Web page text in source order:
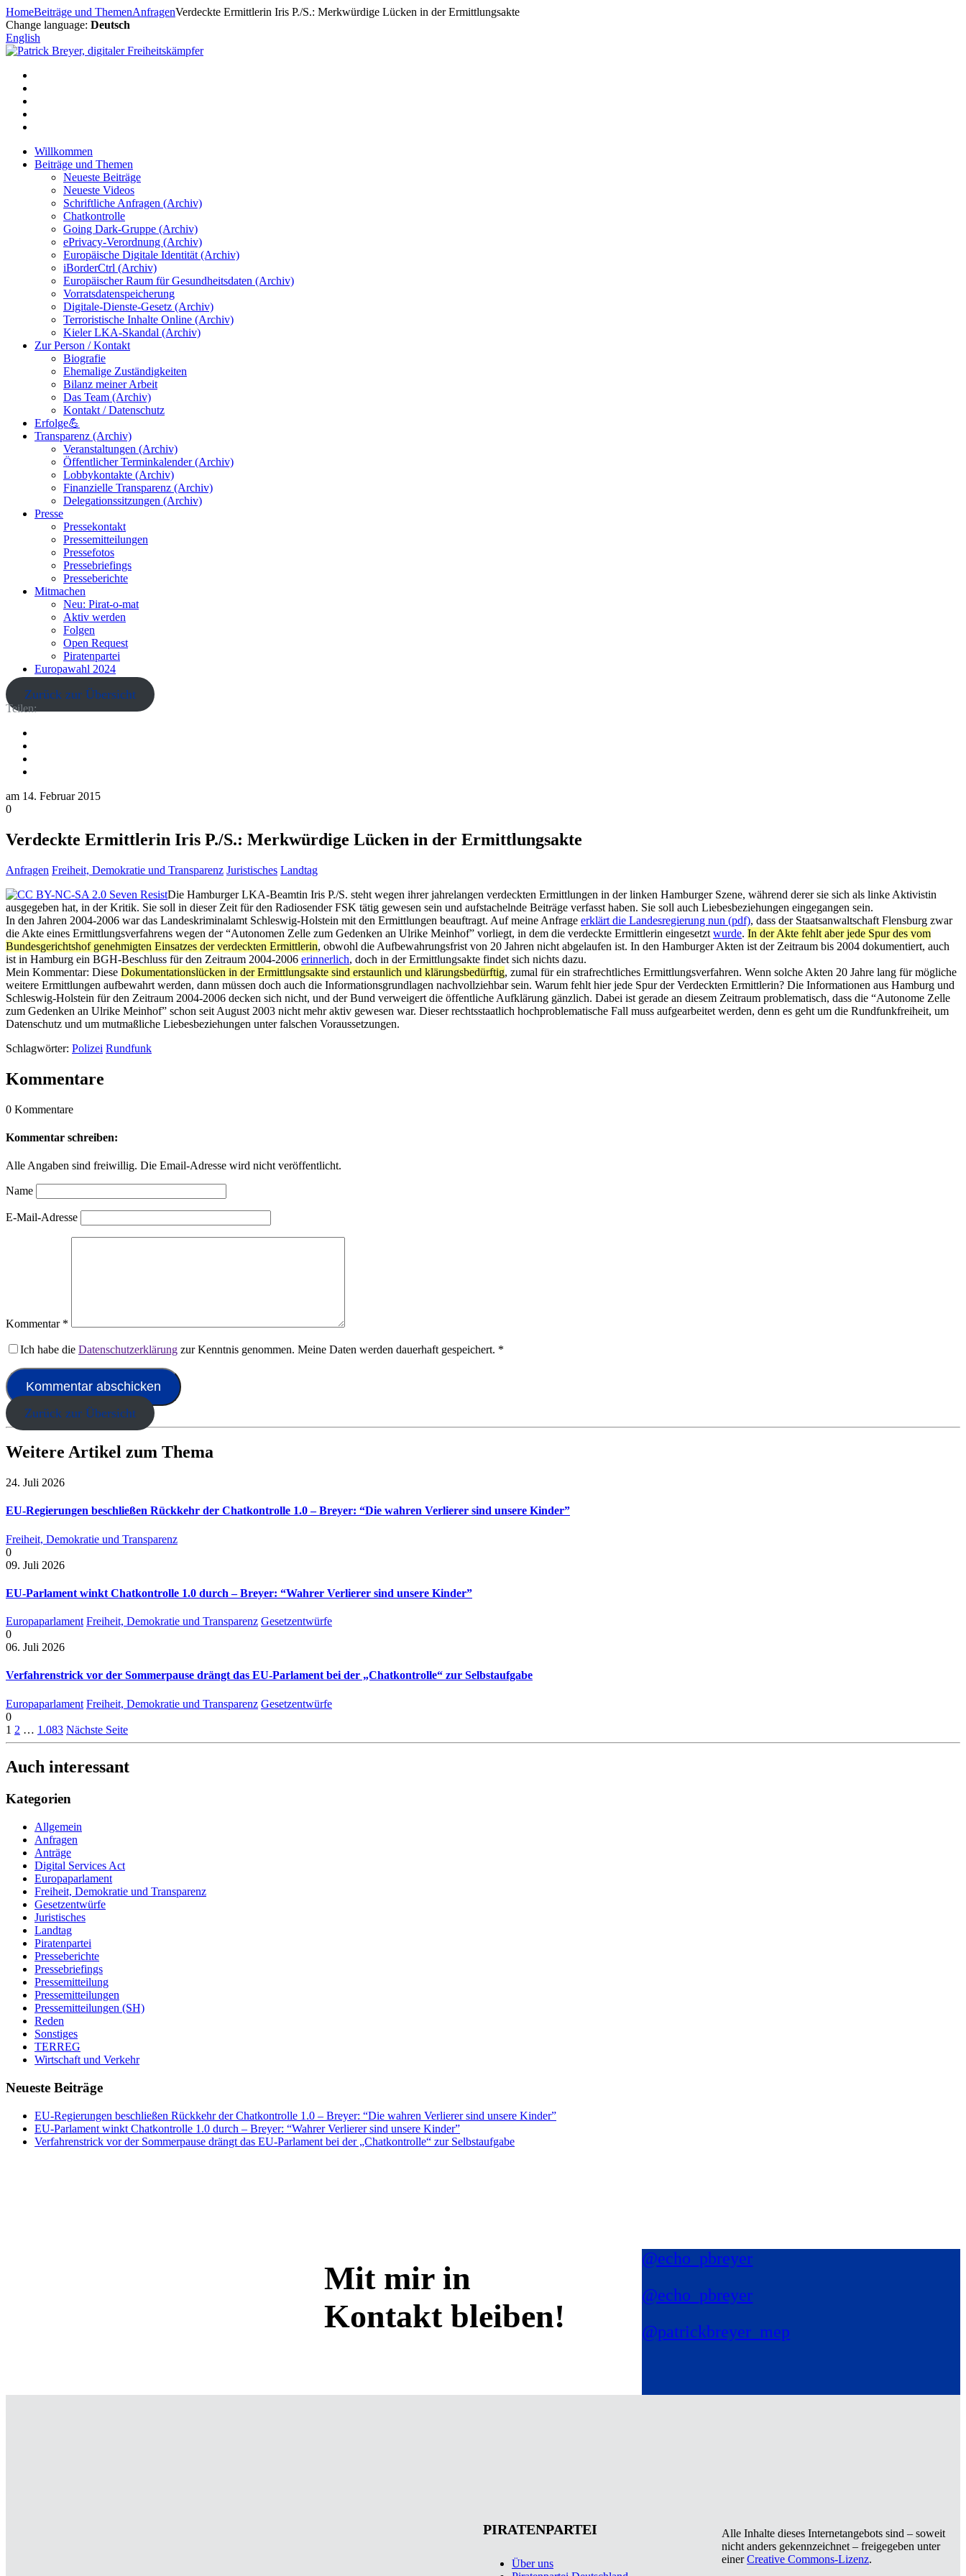
Zum
Inhalt
springen
HomeBeiträge und ThemenAnfragenVerdeckte Ermittlerin Iris P./S.: Merkwürdige Lücken in der Ermittlungsakte
Change language: Deutsch
English
Willkommen
Beiträge und Themen
Neueste Beiträge
Neueste Videos
Schriftliche Anfragen (Archiv)
Chatkontrolle
Going Dark-Gruppe (Archiv)
ePrivacy-Verordnung (Archiv)
Europäische Digitale Identität (Archiv)
iBorderCtrl (Archiv)
Europäischer Raum für Gesundheitsdaten (Archiv)
Vorratsdatenspeicherung
Digitale-Dienste-Gesetz (Archiv)
Terroristische Inhalte Online (Archiv)
Kieler LKA-Skandal (Archiv)
Zur Person / Kontakt
Biografie
Ehemalige Zuständigkeiten
Bilanz meiner Arbeit
Das Team (Archiv)
Kontakt / Datenschutz
Erfolge💪
Transparenz (Archiv)
Veranstaltungen (Archiv)
Öffentlicher Terminkalender (Archiv)
Lobbykontakte (Archiv)
Finanzielle Transparenz (Archiv)
Delegationssitzungen (Archiv)
Presse
Pressekontakt
Pressemitteilungen
Pressefotos
Pressebriefings
Presseberichte
Mitmachen
Neu: Pirat-o-mat
Aktiv werden
Folgen
Open Request
Piratenpartei
Europawahl 2024
Zurück zur Übersicht
Teilen:
am 14. Februar 2015
0
Verdeckte Ermittlerin Iris P./S.: Merkwürdige Lücken in der Ermittlungsakte
Anfragen Freiheit, Demokratie und Transparenz Juristisches Landtag
Die Hamburger LKA-Beamtin Iris P./S. steht wegen ihrer jahrelangen verdeckten Ermittlungen in der linken Hamburger Szene, während derer sie sich als linke Aktivistin
ausgegeben hat, in der Kritik. Sie soll in dieser Zeit für den Radiosender FSK tätig gewesen sein und aufstachelnde Beiträge verfasst haben. Sie soll auch Liebesbeziehungen eingegangen sein.
In den Jahren 2004-2006 war das Landeskriminalamt Schleswig-Holstein mit den Ermittlungen beauftragt. Auf meine Anfrage erklärt die Landesregierung nun (pdf), dass der Staatsanwaltschaft Flensburg zwar
die Akte eines Ermittlungsverfahrens wegen der “Autonomen Zelle zum Gedenken an Ulrike Meinhof” vorliegt, in dem die verdeckte Ermittlerin eingesetzt wurde. In der Akte fehlt aber jede Spur des vom
Bundesgerichtshof genehmigten Einsatzes der verdeckten Ermittlerin, obwohl die Aufbewahrungsfrist von 20 Jahren nicht abgelaufen ist. In den Hamburger Akten ist der Zeitraum bis 2004 dokumentiert, auch
ist in Hamburg ein BGH-Beschluss für den Zeitraum 2004-2006 erinnerlich, doch in der Ermittlungsakte findet sich nichts dazu.
Mein Kommentar: Diese Dokumentationslücken in der Ermittlungsakte sind erstaunlich und klärungsbedürftig, zumal für ein strafrechtliches Ermittlungsverfahren. Wenn solche Akten 20 Jahre lang für mögliche
weitere Ermittlungen aufbewahrt werden, dann müssen doch auch die Informationsgrundlagen nachvollziehbar sein. Warum fehlt hier jede Spur der Verdeckten Ermittlerin? Die Informationen aus Hamburg und
Schleswig-Holstein für den Zeitraum 2004-2006 decken sich nicht, und der Bund verweigert die öffentliche Aufklärung gänzlich. Dabei ist gerade an diesem Zeitraum problematisch, dass die “Autonome Zelle
zum Gedenken an Ulrike Meinhof” schon seit August 2003 nicht mehr aktiv gewesen war. Dieser rechtsstaatlich hochproblematische Fall muss aufgearbeitet werden, denn es geht um die Rundfunkfreiheit, um
Datenschutz und um mutmaßliche Liebesbeziehungen unter falschen Voraussetzungen.
Schlagwörter: Polizei Rundfunk
Kommentare
0 Kommentare
Kommentar schreiben:
Alle Angaben sind freiwillig. Die Email-Adresse wird nicht veröffentlicht.
Name
E-Mail-Adresse
Kommentar *
Ich habe die Datenschutzerklärung zur Kenntnis genommen. Meine Daten werden dauerhaft gespeichert. *
Zurück zur Übersicht
Weitere Artikel zum Thema
24. Juli 2026
EU-Regierungen beschließen Rückkehr der Chatkontrolle 1.0 – Breyer: “Die wahren Verlierer sind unsere Kinder”
Freiheit, Demokratie und Transparenz
0
09. Juli 2026
EU-Parlament winkt Chatkontrolle 1.0 durch – Breyer: “Wahrer Verlierer sind unsere Kinder”
Europaparlament Freiheit, Demokratie und Transparenz Gesetzentwürfe
0
06. Juli 2026
Verfahrenstrick vor der Sommerpause drängt das EU-Parlament bei der „Chatkontrolle“ zur Selbstaufgabe
Europaparlament Freiheit, Demokratie und Transparenz Gesetzentwürfe
0
1 2 … 1.083 Nächste Seite
Auch interessant
Kategorien
Allgemein
Anfragen
Anträge
Digital Services Act
Europaparlament
Freiheit, Demokratie und Transparenz
Gesetzentwürfe
Juristisches
Landtag
Piratenpartei
Presseberichte
Pressebriefings
Pressemitteilung
Pressemitteilungen
Pressemitteilungen (SH)
Reden
Sonstiges
TERREG
Wirtschaft und Verkehr
Neueste Beiträge
EU-Regierungen beschließen Rückkehr der Chatkontrolle 1.0 – Breyer: “Die wahren Verlierer sind unsere Kinder”
EU-Parlament winkt Chatkontrolle 1.0 durch – Breyer: “Wahrer Verlierer sind unsere Kinder”
Verfahrenstrick vor der Sommerpause drängt das EU-Parlament bei der „Chatkontrolle“ zur Selbstaufgabe
Mit mir in
Kontakt bleiben!
@echo_pbreyer
@echo_pbreyer
@patrickbreyer_mep
PIRATENPARTEI
Über uns
Alle Inhalte dieses Internetangebots sind – soweit
nicht anders gekennzeichnet – freigegeben unter
einerCreative Commons-Lizenz.